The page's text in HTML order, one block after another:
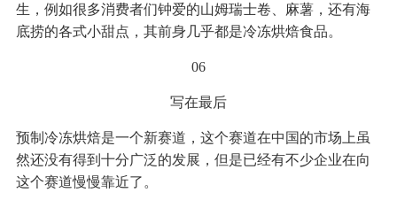
生，例如很多消费者们钟爱的山姆瑞士卷、麻薯，还有海
底捞的各式小甜点，其前身几乎都是冷冻烘焙食品。
06
写在最后
预制冷冻烘焙是一个新赛道，这个赛道在中国的市场上虽
然还没有得到十分广泛的发展，但是已经有不少企业在向
这个赛道慢慢靠近了。